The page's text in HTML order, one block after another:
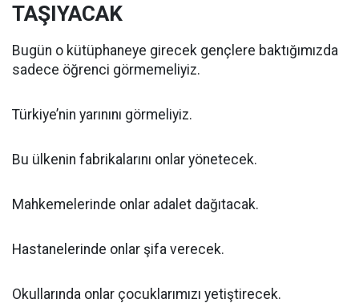
TAŞIYACAK
Bugün o kütüphaneye girecek gençlere baktığımızda
sadece öğrenci görmemeliyiz.
Türkiye’nin yarınını görmeliyiz.
Bu ülkenin fabrikalarını onlar yönetecek.
Mahkemelerinde onlar adalet dağıtacak.
Hastanelerinde onlar şifa verecek.
Okullarında onlar çocuklarımızı yetiştirecek.